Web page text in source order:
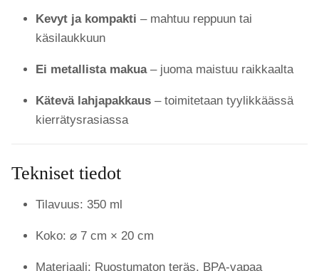
Kevyt ja kompakti – mahtuu reppuun tai
käsilaukkuun
Ei metallista makua– juoma maistuu raikkaalta
Kätevä lahjapakkaus – toimitetaan tyylikkäässä
kierrätysrasiassa
Tekniset tiedot
Tilavuus: 350 ml
Koko: ⌀ 7 cm × 20 cm
Materiaali: Ruostumaton teräs, BPA-vapaa